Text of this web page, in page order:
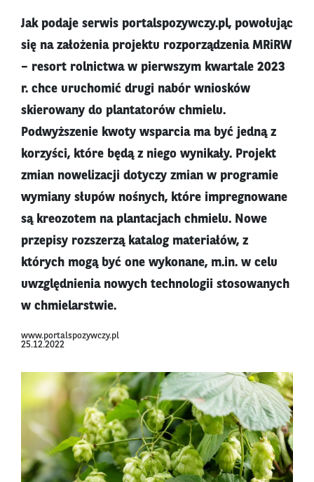
Jak podaje serwis portalspozywczy.pl, powołując
się na założenia projektu rozporządzenia MRiRW
– resort rolnictwa w pierwszym kwartale 2023
r. chce uruchomić drugi nabór wniosków
skierowany do plantatorów chmielu.
Podwyższenie kwoty wsparcia ma być jedną z
korzyści, które będą z niego wynikały. Projekt
zmian nowelizacji dotyczy zmian w programie
wymiany słupów nośnych, które impregnowane
są kreozotem na plantacjach chmielu. Nowe
przepisy rozszerzą katalog materiałów, z
których mogą być one wykonane, m.in. w celu
uwzględnienia nowych technologii stosowanych
w chmielarstwie.
www.portalspozywczy.pl
25.12.2022